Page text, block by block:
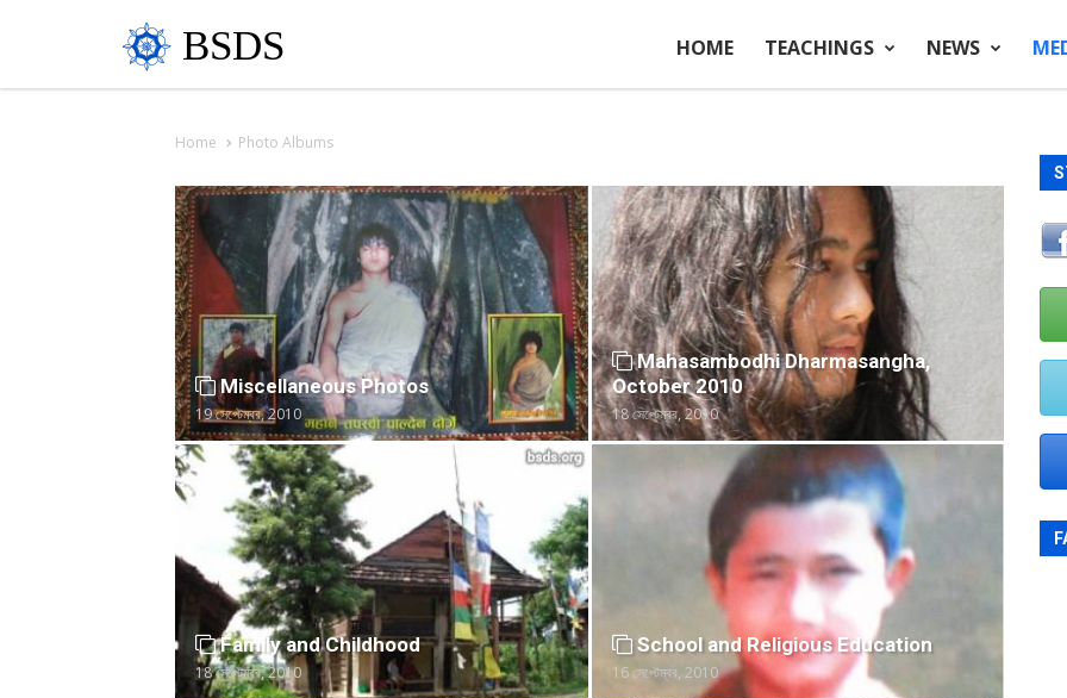
BSDS HOME TEACHINGS NEWS
Home Photo Albums
Miscellaneous Photos
19 সেপ্টেম্বর, 2010
Mahasambodhi Dharmasangha,
October 2010
18 সেপ্টেম্বর, 2010
Family and Childhood
18 সেপ্টেম্বর, 2010
School and Religious Education
16 সেপ্টেম্বর, 2010